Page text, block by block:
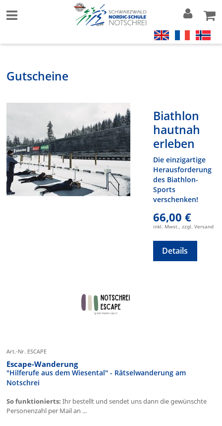
Gutscheine
Biathlon
hautnah
erleben
Die einzigartige
Herausforderung
des Biathlon-
Sports
verschenken!
66,00 €
inkl. Mwst., zzgl. Versand
Details
Art.-Nr. ESCAPE
Escape-Wanderung
"Hilferufe aus dem Wiesental" - Rätselwanderung am
Notschrei
So funktionierts: Ihr bestellt und sendet uns dann die gewünschte
Personenzahl per Mail an ...